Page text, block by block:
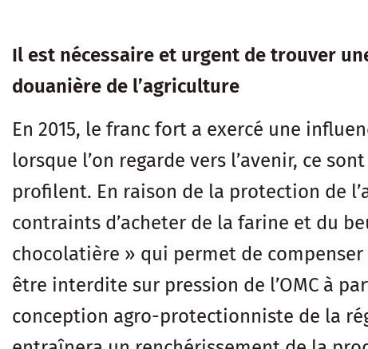
Il est nécessaire et urgent de trouver
douanière de l’agriculture
En 2015, le franc fort a exercé une
lorsque l’on regarde vers l’avenir, ce
profilent. En raison de la protection de
contraints d’acheter de la farine et du
chocolatière » qui permet de
être interdite sur pression de l’OMC à
conception agro-protectionniste de la